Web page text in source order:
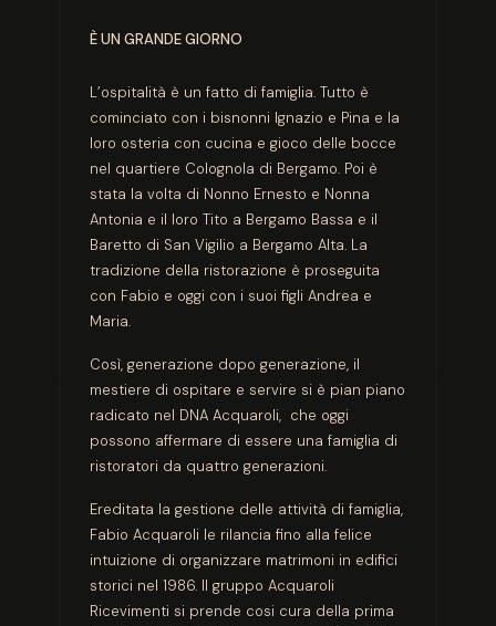
È UN GRANDE GIORNO
L’ospitalità è un fatto di famiglia. Tutto è
cominciato con i bisnonni Ignazio e Pina e la
loro osteria con cucina e gioco delle bocce
nel quartiere Colognola di Bergamo. Poi è
stata la volta di Nonno Ernesto e Nonna
Antonia e il loro Tito a Bergamo Bassa e il
Baretto di San Vigilio a Bergamo Alta. La
tradizione della ristorazione è proseguita
con Fabio e oggi con i suoi figli Andrea e
Maria.
Così, generazione dopo generazione, il
mestiere di ospitare e servire si è pian piano
radicato nel DNA Acquaroli, che oggi
possono affermare di essere una famiglia di
ristoratori da quattro generazioni.
Ereditata la gestione delle attività di famiglia,
Fabio Acquaroli le rilancia fino alla felice
intuizione di organizzare matrimoni in edifici
storici nel 1986. Il gruppo Acquaroli
Ricevimenti si prende cosi cura della prima